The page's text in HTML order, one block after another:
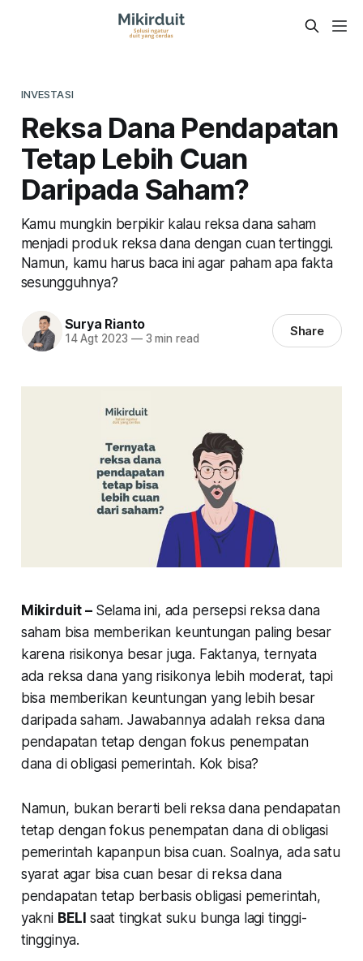
INVESTASI
Reksa Dana Pendapatan
Tetap Lebih Cuan
Daripada Saham?
Kamu mungkin berpikir kalau reksa dana saham
menjadi produk reksa dana dengan cuan tertinggi.
Namun, kamu harus baca ini agar paham apa fakta
sesungguhnya?
Surya Rianto
14 Agt 2023 —3 min read Share
Mikirduit – Selama ini, ada persepsi reksa dana
saham bisa memberikan keuntungan paling besar
karena risikonya besar juga. Faktanya, ternyata
ada reksa dana yang risikonya lebih moderat, tapi
bisa memberikan keuntungan yang lebih besar
daripada saham. Jawabannya adalah reksa dana
pendapatan tetap dengan fokus penempatan
dana di obligasi pemerintah. Kok bisa?
Namun, bukan berarti beli reksa dana pendapatan
tetap dengan fokus penempatan dana di obligasi
pemerintah kapanpun bisa cuan. Soalnya, ada satu
syarat agar bisa cuan besar di reksa dana
pendapatan tetap berbasis obligasi pemerintah,
yakni BELI saat tingkat suku bunga lagi tinggi-
tingginya.